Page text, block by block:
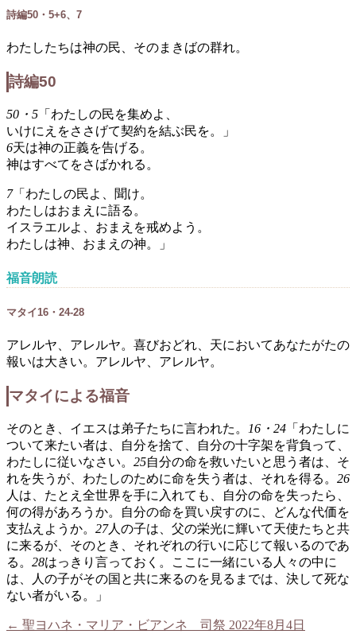
詩編50・5+6、7
わたしたちは神の民、そのまきばの群れ。
詩編50
50・5 「わたしの民を集めよ、
いけにえをささげて契約を結ぶ民を。」
6天は神の正義を告げる。
神はすべてをさばかれる。
7「わたしの民よ、聞け。
わたしはおまえに語る。
イスラエルよ、おまえを戒めよう。
わたしは神、おまえの神。」
福音朗読
マタイ16・24-28
アレルヤ、アレルヤ。喜びおどれ、天においてあなたがたの
報いは大きい。アレルヤ、アレルヤ。
マタイによる福音
そのとき、イエスは弟子たちに言われた。 16・24 「わたしに
ついて来たい者は、自分を捨て、自分の十字架を背負って、
わたしに従いなさい。 25自分の命を救いたいと思う者は、そ
れを失うが、わたしのために命を失う者は、それを得る。 26
人は、たとえ全世界を手に入れても、自分の命を失ったら、
何の得があろうか。自分の命を買い戻すのに、どんな代価を
支払えようか。 27人の子は、父の栄光に輝いて天使たちと共
に来るが、そのとき、それぞれの行いに応じて報いるのであ
る。 28はっきり言っておく。ここに一緒にいる人々の中に
は、人の子がその国と共に来るのを見るまでは、決して死な
ない者がいる。」
← 聖ヨハネ・マリア・ビアンネ 司祭 2022年8月4日